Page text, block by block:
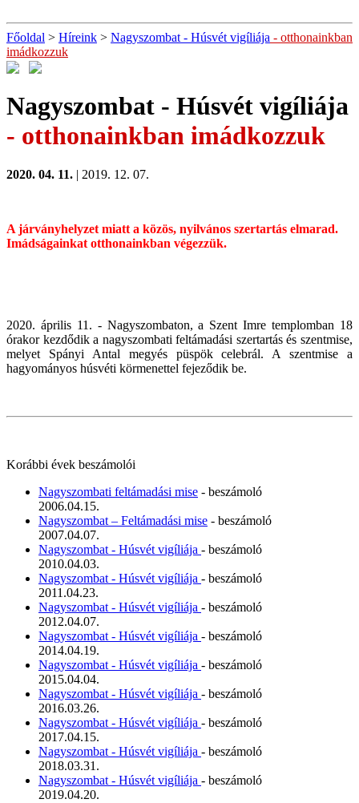
Főoldal > Híreink > Nagyszombat - Húsvét vigíliája - otthonainkban
imádkozzuk
Nagyszombat - Húsvét vigíliája
- otthonainkban imádkozzuk
2020. 04. 11. | 2019. 12. 07.
A járványhelyzet miatt a közös, nyilvános szertartás elmarad.
Imádságainkat otthonainkban végezzük.
2020. április 11. - Nagyszombaton, a Szent Imre templomban 18
órakor kezdődik a nagyszombati feltámadási szertartás és szentmise,
melyet Spányi Antal megyés püspök celebrál. A szentmise a
hagyományos húsvéti körmenettel fejeződik be.
Korábbi évek beszámolói
Nagyszombati feltámadási mise - beszámoló
2006.04.15.
Nagyszombat – Feltámadási mise - beszámoló
2007.04.07.
Nagyszombat - Húsvét vigíliája - beszámoló
2010.04.03.
Nagyszombat - Húsvét vigíliája - beszámoló
2011.04.23.
Nagyszombat - Húsvét vigíliája - beszámoló
2012.04.07.
Nagyszombat - Húsvét vigíliája - beszámoló
2014.04.19.
Nagyszombat - Húsvét vigíliája - beszámoló
2015.04.04.
Nagyszombat - Húsvét vigíliája - beszámoló
2016.03.26.
Nagyszombat - Húsvét vigíliája - beszámoló
2017.04.15.
Nagyszombat - Húsvét vigíliája - beszámoló
2018.03.31.
Nagyszombat - Húsvét vigíliája - beszámoló
2019.04.20.